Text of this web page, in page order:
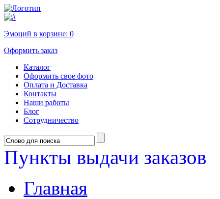
Эмоций в корзине: 0
Оформить заказ
Каталог
Оформить свое фото
Оплата и Доставка
Контакты
Наши работы
Блог
Сотрудничество
Пункты выдачи заказов
Главная